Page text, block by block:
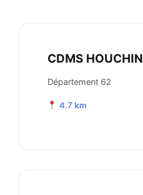
CDMS HOUCHIN
Département 62
4.7 km